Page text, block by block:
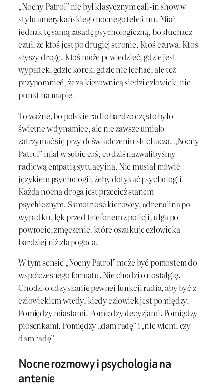
„Nocny Patrol” nie był klasycznym call-in show w
stylu amerykańskiego nocnego telefonu. Miał
jednak tę samą zasadę psychologiczną, bo słuchacz
czuł, że ktoś jest po drugiej stronie. Ktoś czuwa. Ktoś
słyszy drogę. Ktoś może powiedzieć, gdzie jest
wypadek, gdzie korek, gdzie nie jechać, ale też
przypomnieć, że za kierownicą siedzi człowiek, nie
punkt na mapie.
To ważne, bo polskie radio bardzo często było
świetne w dynamice, ale nie zawsze umiało
zatrzymać się przy doświadczeniu słuchacza. „Nocny
Patrol” miał w sobie coś, co dziś nazwalibyśmy
radiową empatią sytuacyjną. Nie musiał mówić
językiem psychologii, żeby dotykać psychologii.
Każda nocna droga jest przecież stanem
psychicznym. Samotność kierowcy, adrenalina po
wypadku, lęk przed telefonem z policji, ulga po
powrocie, zmęczenie, które oszukuje człowieka
bardziej niż zła pogoda.
W tym sensie „Nocny Patrol” może być pomostem do
współczesnego formatu. Nie chodzi o nostalgię.
Chodzi o odzyskanie pewnej funkcji radia, aby być z
człowiekiem wtedy, kiedy człowiek jest pomiędzy.
Pomiędzy miastami. Pomiędzy decyzjami. Pomiędzy
piosenkami. Pomiędzy „dam radę” i „nie wiem, czy
dam radę”.
Nocne rozmowy i psychologia na
antenie